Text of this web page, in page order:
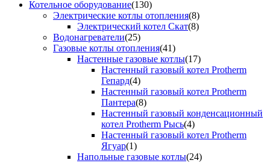
Котельное оборудование(130)
Электрические котлы отопления(8)
Электрический котел Скат(8)
Водонагреватели(25)
Газовые котлы отопления(41)
Настенные газовые котлы(17)
Настенный газовый котел Protherm
Гепард(4)
Настенный газовый котел Protherm
Пантера(8)
Настенный газовый конденсационный
котел Protherm Рысь(4)
Настенный газовый котел Protherm
Ягуар(1)
Напольные газовые котлы(24)